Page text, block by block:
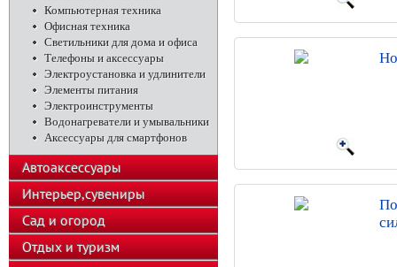
Компьютерная техника
Офисная техника
Светильники для дома и офиса
Телефоны и аксессуары
Электроустановка и удлинители
Элементы питания
Электроинструменты
Водонагреватели и умывальники
Аксессуары для смартфонов
Автоаксессуары
Интерьер,сувениры
Сад и огород
Отдых и туризм